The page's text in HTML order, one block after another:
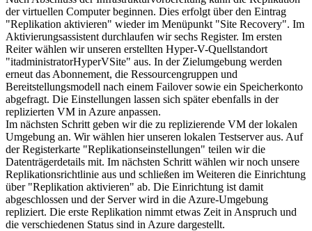
der virtuellen Computer beginnen. Dies erfolgt über den Eintrag
"Replikation aktivieren" wieder im Menüpunkt "Site Recovery". Im
Aktivierungsassistent durchlaufen wir sechs Register. Im ersten
Reiter wählen wir unseren erstellten Hyper-V-Quellstandort
"itadministratorHyperVSite" aus. In der Zielumgebung werden
erneut das Abonnement, die Ressourcengruppen und
Bereitstellungsmodell nach einem Failover sowie ein Speicherkonto
abgefragt. Die Einstellungen lassen sich später ebenfalls in der
replizierten VM in Azure anpassen.
Im nächsten Schritt geben wir die zu replizierende VM der lokalen
Umgebung an. Wir wählen hier unseren lokalen Testserver aus. Auf
der Registerkarte "Replikationseinstellungen" teilen wir die
Datenträgerdetails mit. Im nächsten Schritt wählen wir noch unsere
Replikationsrichtlinie aus und schließen im Weiteren die Einrichtung
über "Replikation aktivieren" ab. Die Einrichtung ist damit
abgeschlossen und der Server wird in die Azure-Umgebung
repliziert. Die erste Replikation nimmt etwas Zeit in Anspruch und
die verschiedenen Status sind in Azure dargestellt.